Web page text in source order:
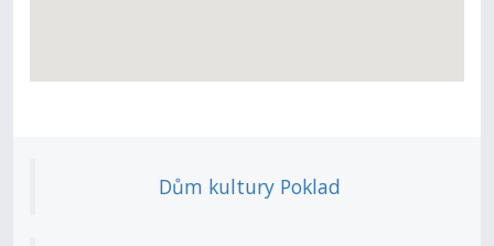
Dům kultury Poklad